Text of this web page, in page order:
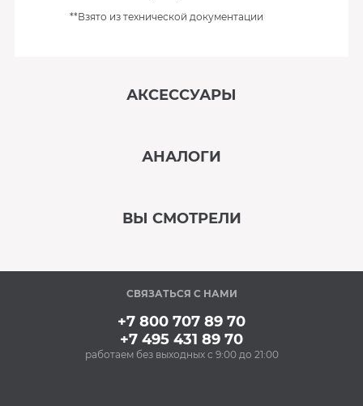
**Взято из технической документации
АКСЕССУАРЫ
АНАЛОГИ
ВЫ СМОТРЕЛИ
В наличии
СВЯЗАТЬСЯ С НАМИ
+7 800 707 89 70
+7 495 431 89 70
работаем без выходных с 9:00 до 21:00